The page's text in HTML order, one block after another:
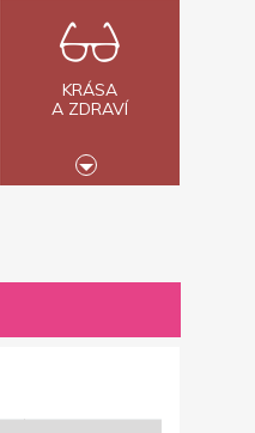
KRÁSA
A ZDRAVÍ